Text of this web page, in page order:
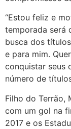
“Estou feliz e
temporada será
busca dos
e para mim.
conquistar seus
número de
Filho do Terrão,
com um gol na
2017 e os